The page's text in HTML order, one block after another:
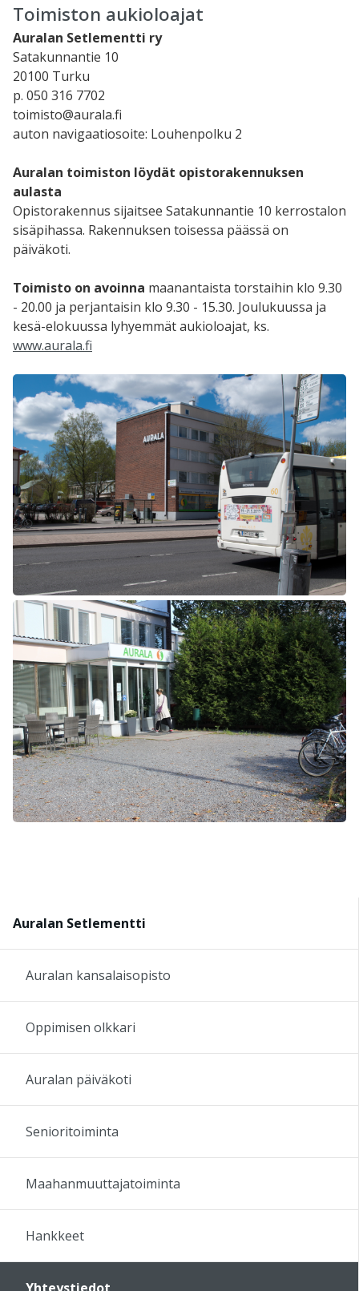
Toimiston aukioloajat
Auralan Setlementti ry
Satakunnantie 10
20100 Turku
p. 050 316 7702
toimisto@aurala.fi
auton navigaatiosoite: Louhenpolku 2
Auralan toimiston löydät opistorakennuksen
aulasta
Opistorakennus sijaitsee Satakunnantie 10 kerrostalon
sisäpihassa. Rakennuksen toisessa päässä on
päiväkoti.
Toimisto on avoinna maanantaista torstaihin klo 9.30
- 20.00 ja perjantaisin klo 9.30 - 15.30. Joulukuussa ja
kesä-elokuussa lyhyemmät aukioloajat, ks.
www.aurala.fi
Auralan Setlementti
Auralan kansalaisopisto
Oppimisen olkkari
Auralan päiväkoti
Senioritoiminta
Maahanmuuttajatoiminta
Hankkeet